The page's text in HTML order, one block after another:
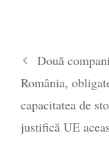
Două
România,
capacitatea de
justifică UE